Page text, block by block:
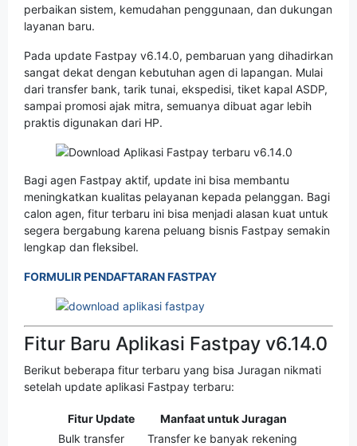
perbaikan sistem, kemudahan penggunaan, dan dukungan
layanan baru.
Pada update Fastpay v6.14.0, pembaruan yang dihadirkan
sangat dekat dengan kebutuhan agen di lapangan. Mulai
dari transfer bank, tarik tunai, ekspedisi, tiket kapal ASDP,
sampai promosi ajak mitra, semuanya dibuat agar lebih
praktis digunakan dari HP.
Bagi agen Fastpay aktif, update ini bisa membantu
meningkatkan kualitas pelayanan kepada pelanggan. Bagi
calon agen, fitur terbaru ini bisa menjadi alasan kuat untuk
segera bergabung karena peluang bisnis Fastpay semakin
lengkap dan fleksibel.
FORMULIR PENDAFTARAN FASTPAY
Fitur Baru Aplikasi Fastpay v6.14.0
Berikut beberapa fitur terbaru yang bisa Juragan nikmati
setelah update aplikasi Fastpay terbaru:
Fitur Update
Manfaat untuk Juragan
Bulk transfer
Transfer ke banyak rekening